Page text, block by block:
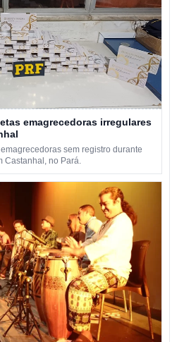
emagrecedoras irregulares
sem registro durante
Castanhal, no Pará.